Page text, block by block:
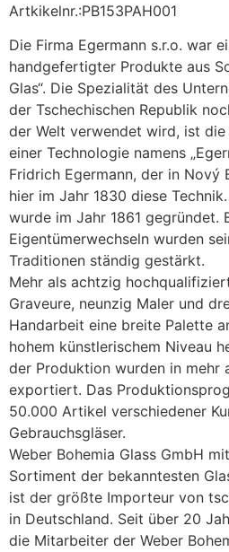
Artkikelnr.:PB153PAH001
Die Firma Egermann s.r.o. war
handgefertigter Produkte aus
Glas“. Die Spezialität des
der Tschechischen Republik
der Welt verwendet wird, ist
einer Technologie namens
Fridrich Egermann, der in Nový
hier im Jahr 1830 diese
wurde im Jahr 1861 gegründet.
Eigentümerwechseln wurden
Traditionen ständig gestärkt.
Mehr als achtzig
Graveure, neunzig Maler und
Handarbeit eine breite Palette
hohem künstlerischem Niveau
der Produktion wurden in mehr
exportiert. Das
50.000 Artikel verschiedener
Gebrauchsgläser.
Weber Bohemia Glass GmbH
Sortiment der bekanntesten
ist der größte Importeur von
in Deutschland. Seit über 20
die Mitarbeiter der Weber